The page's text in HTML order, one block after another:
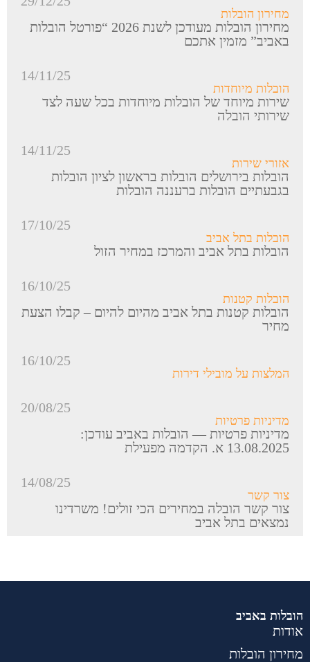
מחירון הובלות
מחירון הובלות מעודכן לשנת 2026 “פורטל הובלות
באביב” מזמין אתכם
14/11/25
הובלות מיוחדות
שירות מיוחד של הובלות מיוחדות בכל שעה לצד
שירותי הובלה
14/11/25
אזורי שירות
הובלות בירושלים הובלות בראשון לציון הובלות
בגבעתיים הובלות ברעננה הובלות
17/10/25
הובלות בתל אביב
הובלות בתל אביב והמרכז במחיר הזול
16/10/25
הובלות קטנות
הובלות קטנות בתל אביב מהיום להיום – קבלו הצעת
מחיר
16/10/25
המלצות על מובילי דירות
20/08/25
מדיניות פרטיות
מדיניות פרטיות — הובלות באביב עודכן:
13.08.2025 א. הקדמה מפעילת
14/08/25
צור קשר
צור קשר הובלה במחירים הכי זולים! משרדינו
נמצאים בתל אביב
הובלות באביב
אודות
מחירון הובלות